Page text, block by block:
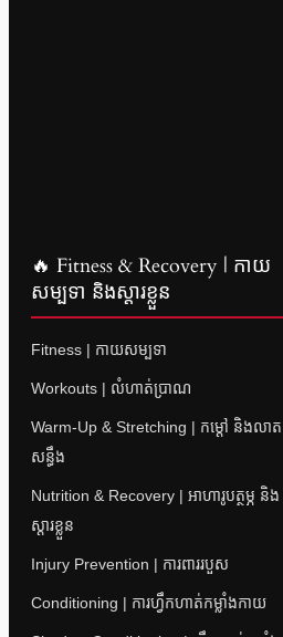
🔥 Fitness & Recovery | កាយ
សម្បទា និងស្តារខ្លួន
Fitness | កាយសម្បទា
Workouts | លំហាត់ប្រាណ
Warm-Up & Stretching | កម្តៅ និងលាត
សន្ធឹង
Nutrition & Recovery | អាហារូបត្ថម្ភ និង
ស្តារខ្លួន
Injury Prevention | ការពាររបួស
Conditioning | ការហ្វឹកហាត់កម្លាំងកាយ